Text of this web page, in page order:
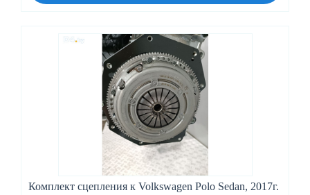
Комплект сцепления к Volkswagen Polo Sedan, 2017г.